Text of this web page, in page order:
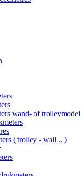
wand- of trolleymodel
( trolley - wall .. )